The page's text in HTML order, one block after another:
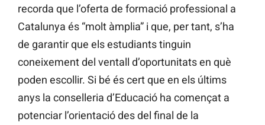
recorda que l’oferta de formació professional a
Catalunya és “molt àmplia” i que, per tant, s’ha
de garantir que els estudiants tinguin
coneixement del ventall d’oportunitats en què
poden escollir. Si bé és cert que en els últims
anys la conselleria d’Educació ha començat a
potenciar l’orientació des del final de la